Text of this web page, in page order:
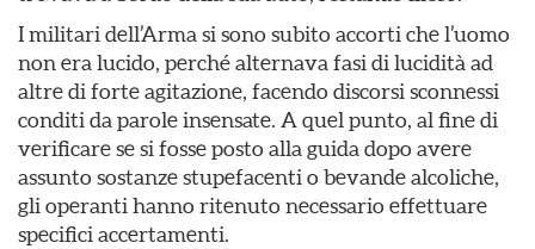
I militari dell’Arma si sono subito accorti che l’uomo
non era lucido, perché alternava fasi di lucidità ad
altre di forte agitazione, facendo discorsi sconnessi
conditi da parole insensate. A quel punto, al fine di
verificare se si fosse posto alla guida dopo avere
assunto sostanze stupefacenti o bevande alcoliche,
gli operanti hanno ritenuto necessario effettuare
specifici accertamenti.